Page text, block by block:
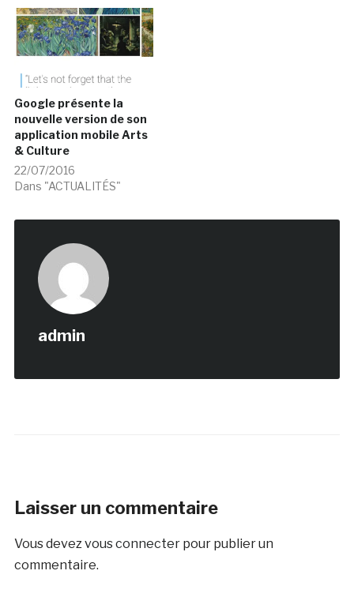
Google présente la
nouvelle version de son
application mobile Arts
& Culture
22/07/2016
Dans "ACTUALITÉS"
admin
Laisser un commentaire
Vous devez vous connecterpour publier un
commentaire.